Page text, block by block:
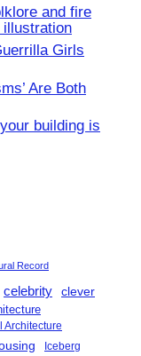
and fire
illustration
Girls
Are Both
building is
Record
celebrity clever
Architecture
Iceberg